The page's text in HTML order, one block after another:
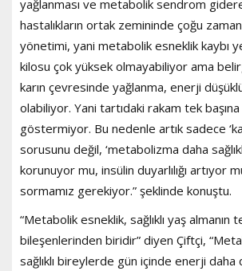
yağlanması ve metabolik sendrom
hastalıkların ortak zemininde çoğu
yönetimi, yani metabolik esneklik kaybı
kilosu çok yüksek olmayabiliyor ama
karın çevresinde yağlanma, enerji
olabiliyor. Yani tartıdaki rakam tek başına
göstermiyor. Bu nedenle artık sadece
sorusunu değil, ‘metabolizma daha
korunuyor mu, insülin duyarlılığı artıyor
sormamız gerekiyor.” şeklinde konuştu.
“Metabolik esneklik, sağlıklı yaş almanın
bileşenlerinden biridir” diyen Çiftçi,
sağlıklı bireylerde gün içinde enerji daha